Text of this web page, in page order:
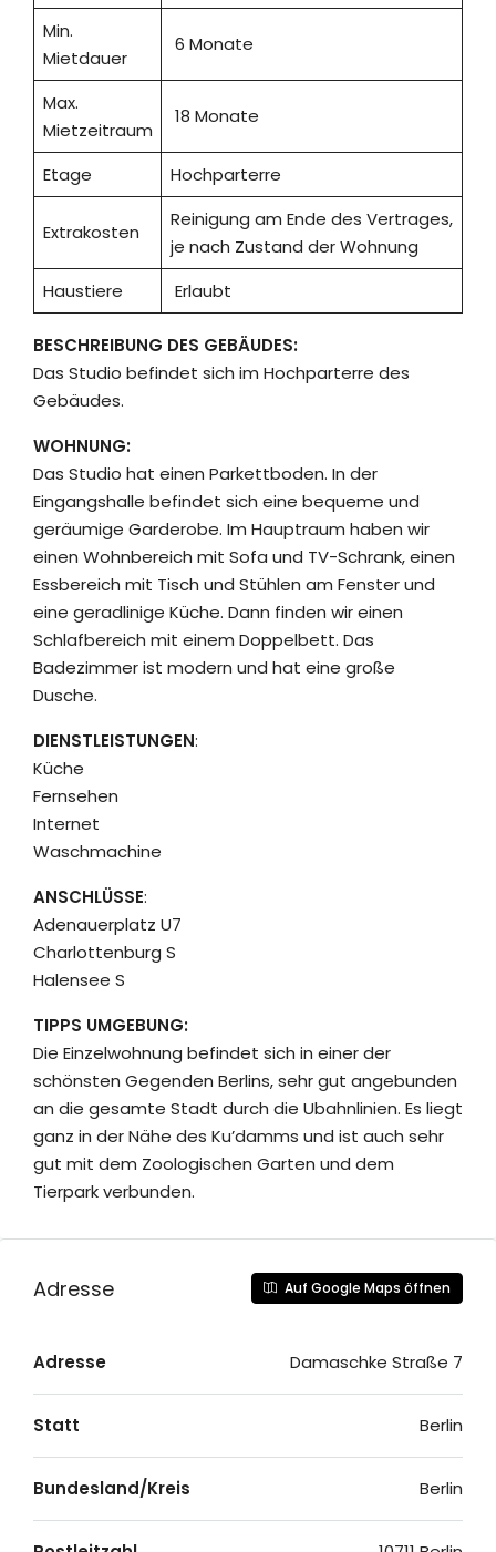
Min.
Mietdauer
6 Monate
Max.
Mietzeitraum
18 Monate
Etage Hochparterre
Extrakosten
Reinigung am Ende des Vertrages,
je nach Zustand der Wohnung
Haustiere
Erlaubt
BESCHREIBUNG DES GEBÄUDES:
Das Studio befindet sich im Hochparterre des
Gebäudes.
WOHNUNG:
Das Studio hat einen Parkettboden. In der
Eingangshalle befindet sich eine bequeme und
geräumige Garderobe. Im Hauptraum haben wir
einen Wohnbereich mit Sofa und TV-Schrank, einen
Essbereich mit Tisch und Stühlen am Fenster und
eine geradlinige Küche. Dann finden wir einen
Schlafbereich mit einem Doppelbett. Das
Badezimmer ist modern und hat eine große
Dusche.
DIENSTLEISTUNGEN:
Küche
Fernsehen
Internet
Waschmachine
ANSCHLÜSSE:
Adenauerplatz U7
Charlottenburg S
Halensee S
TIPPS UMGEBUNG:
Die Einzelwohnung befindet sich in einer der
schönsten Gegenden Berlins, sehr gut angebunden
an die gesamte Stadt durch die Ubahnlinien. Es liegt
ganz in der Nähe des Ku’damms und ist auch sehr
gut mit dem Zoologischen Garten und dem
Tierpark verbunden.
Adresse Auf Google Maps öffnen
Adresse Damaschke Straße 7
Statt Berlin
Bundesland/Kreis Berlin